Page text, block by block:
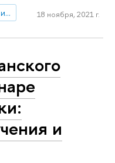
Институт классического Востока и античности
18 ноября, 2021 г.
и